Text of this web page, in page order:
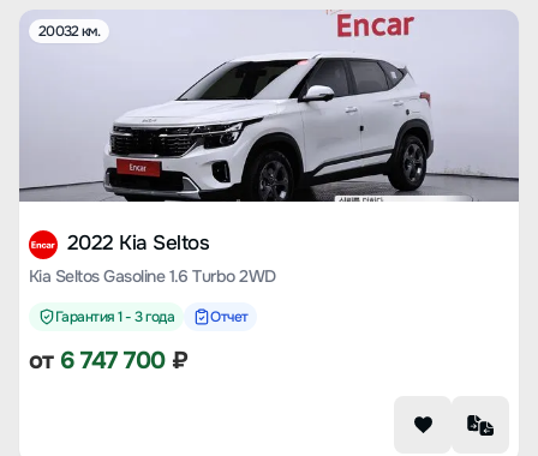
20032 км.
2022 Kia Seltos
Kia Seltos Gasoline 1.6 Turbo 2WD
Гарантия 1 - 3 года Отчет
от 6 747 700₽